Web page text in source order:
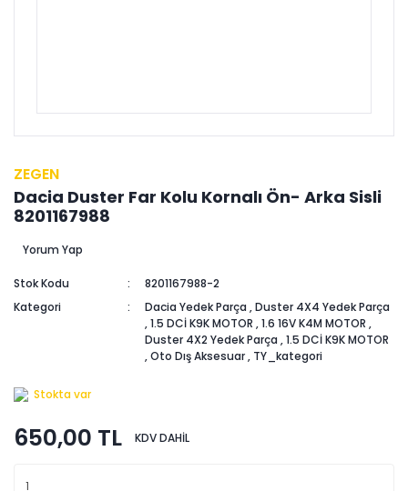
ZEGEN
Dacia Duster Far Kolu Kornalı Ön- Arka Sisli
8201167988
Yorum Yap
Stok Kodu
8201167988-2
Kategori
Dacia Yedek Parça ,Duster 4X4 Yedek Parça
,1.5 DCİ K9K MOTOR ,1.6 16V K4M MOTOR ,
Duster 4X2 Yedek Parça ,1.5 DCİ K9K MOTOR
,Oto Dış Aksesuar, TY_kategori
Stokta var
650,00 TL KDV DAHİL